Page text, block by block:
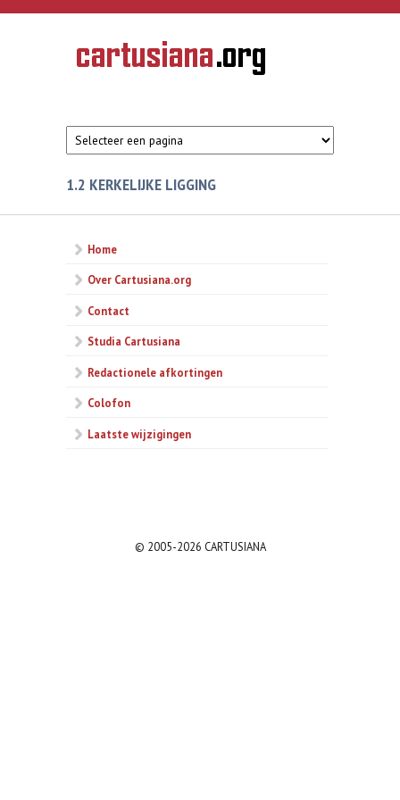
Overslaan en naar de inhoud gaan
CARTUSIANA
Geschiedenis
van de
1.2 KERKELIJKE LIGGING
Home
Over Cartusiana.org
Contact
Studia Cartusiana
Redactionele afkortingen
Colofon
Laatste wijzigingen
© 2005-2026 CARTUSIANA